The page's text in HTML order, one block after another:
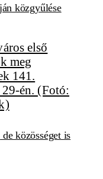
közgyűlése
közösséget is